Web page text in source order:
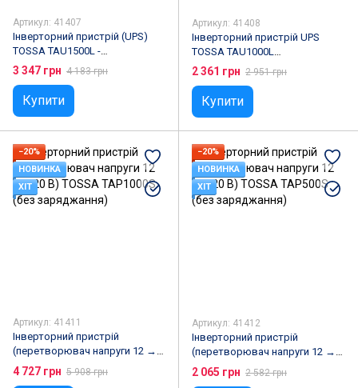
Артикул: 41407
Інверторний пристрій (UPS)
TOSSA TAU1500L -
перетворювач 12 В → 220 В
3 347 грн 4 183 грн
Купити
Артикул: 41408
Інверторний пристрій UPS
TOSSA TAU1000L
(перетворювач напруги 12 →
2 361 грн 2 951 грн
Купити
−20%
НОВИНКА
ХІТ
Артикул: 41411
Інверторний пристрій
(перетворювач напруги 12 →
220 В) TOSSA TAP1000S (без
заряджання)
4 727 грн 5 908 грн
−20%
НОВИНКА
ХІТ
Артикул: 41412
Інверторний пристрій
(перетворювач напруги 12 →
220 В) TOSSA TAP500S (без
заряджання)
2 065 грн 2 582 грн